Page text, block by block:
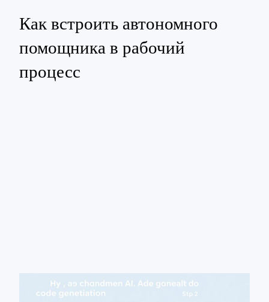
Как встроить автономного
помощника в рабочий
процесс